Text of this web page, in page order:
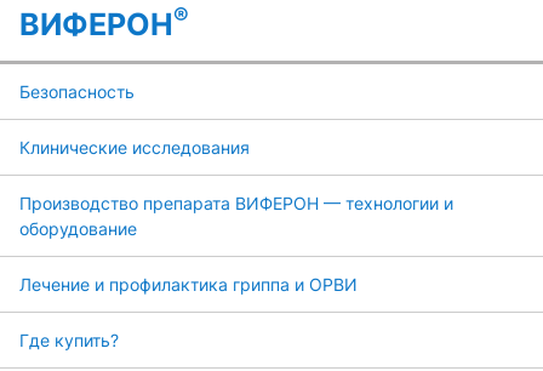
ВИФЕРОН®
Безопасность
Клинические исследования
Производство препарата ВИФЕРОН — технологии и
оборудование
Лечение и профилактика гриппа и ОРВИ
Где купить?